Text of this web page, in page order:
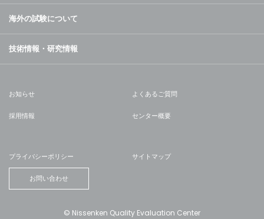
海外の試験について
技術情報・研究情報
お知らせ よくあるご質問
採用情報 センター概要
プライバシーポリシー サイトマップ
お問い合わせ
© Nissenken Quality Evaluation Center